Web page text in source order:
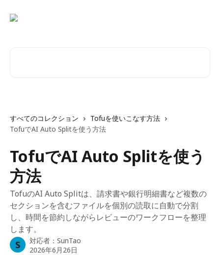
すべてのコレクション
Tofuを使いこなす方法
TofuでAI Auto Splitを使う方法
TofuでAI Auto Splitを使う
方法
TofuのAI Auto Splitは、請求書や銀行明細書など複数の
セクションを含むファイルを個別の読取に自動で分割
し、時間を節約しながらレビューのワークフローを整理
します。
S 対応者： SunTao
2026年6月26日